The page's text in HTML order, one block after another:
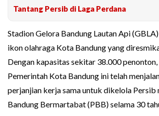
Tantang Persib di Laga Perdana
Stadion Gelora Bandung Lautan Api
ikon olahraga Kota Bandung yang
Dengan kapasitas sekitar 38.000
Pemerintah Kota Bandung ini telah
perjanjian kerja sama untuk dikelola Persib
Bandung Bermartabat (PBB) selama 30